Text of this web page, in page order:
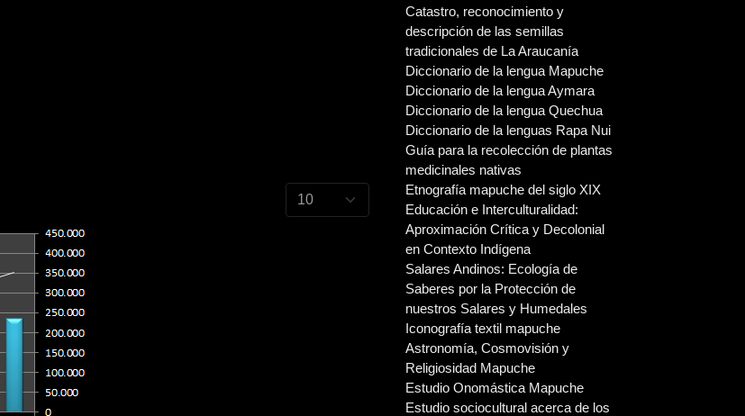
Cantidad a mostrar
Catastro, reconocimiento y
descripción de las semillas
tradicionales de La Araucanía
Diccionario de la lengua Mapuche
Diccionario de la lengua Aymara
Diccionario de la lengua Quechua
Diccionario de la lenguas Rapa Nui
Guía para la recolección de plantas
medicinales nativas
Etnografía mapuche del siglo XIX
Educación e Interculturalidad:
Aproximación Crítica y Decolonial
en Contexto Indígena
Salares Andinos: Ecología de
Saberes por la Protección de
nuestros Salares y Humedales
Iconografía textil mapuche
Astronomía, Cosmovisión y
Religiosidad Mapuche
Estudio Onomástica Mapuche
Estudio sociocultural acerca de los